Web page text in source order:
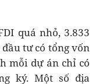
quá nhỏ, 3.833
tư có tổng vốn
mỗi dự án chỉ có
ký. Một số địa